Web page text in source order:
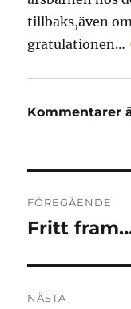
tillbaks,även
gratulationen…
Kommentarer
FÖREGÅENDE
Föregående
Fritt
NÄSTA